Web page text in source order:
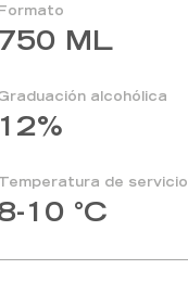
Formato
750 ML
alcohólica
12%
de servicio
10 °C